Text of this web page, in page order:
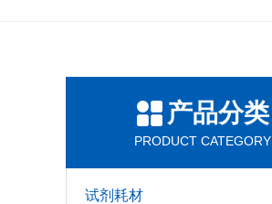
产品分类
PRODUCT CATEGORY
试剂耗材